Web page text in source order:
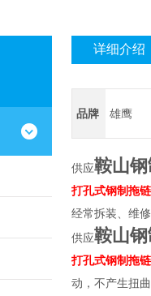
详细介绍
品牌 雄鹰
供应鞍山
打孔式钢制拖链
经常拆装、维
供应鞍山
打孔式钢制拖链
动，不产生扭